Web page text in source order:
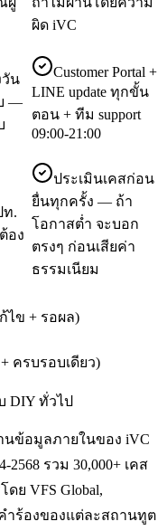
ผิด iVC
วัน
—
Customer Portal +
LINE update ทุกขั้น
ตอน + ทีม support
09:00-21:00
ท.
อง
ประเมินเคสก่อน
ยื่นทุกครั้ง — ถ้า
โอกาสต่ำ จะบอก
ตรงๆ ก่อนเสียค่า
ธรรมเนียม
ไข + รอผล)
ครบรอบเดียว)
DIY ทั่วไป
นข้อมูลภายในของ iVC
2568 รวม 30,000+ เคส
ย VFS Global,
คำร้องของแต่ละสถานทูต